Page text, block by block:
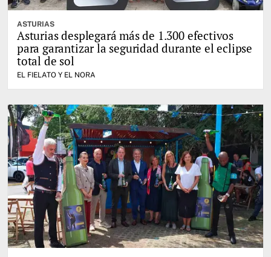
ASTURIAS
Asturias desplegará más de 1.300 efectivos
para garantizar la seguridad durante el eclipse
total de sol
EL FIELATO Y EL NORA